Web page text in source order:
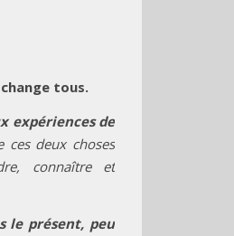
tous.
expériences de
ces deux choses
connaître et
le présent, peu